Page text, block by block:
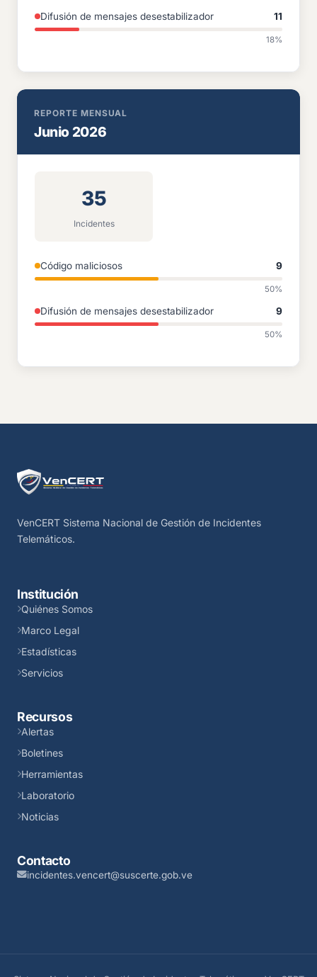
Difusión de mensajes desestabilizador 11
18%
REPORTE MENSUAL
Junio 2026
35
Incidentes
Código maliciosos 9
50%
Difusión de mensajes desestabilizador 9
50%
VenCERT Sistema Nacional de Gestión de Incidentes
Telemáticos.
Institución
Quiénes Somos
Marco Legal
Estadísticas
Servicios
Recursos
Alertas
Boletines
Herramientas
Laboratorio
Noticias
Contacto
incidentes.vencert@suscerte.gob.ve